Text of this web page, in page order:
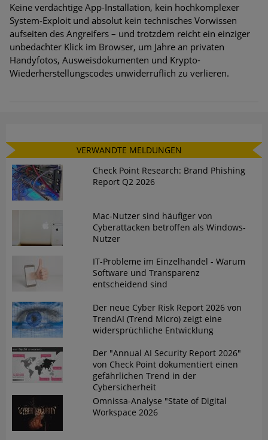
Keine verdächtige App-Installation, kein hochkomplexer
System-Exploit und absolut kein technisches Vorwissen
aufseiten des Angreifers – und trotzdem reicht ein einziger
unbedachter Klick im Browser, um Jahre an privaten
Handyfotos, Ausweisdokumenten und Krypto-
Wiederherstellungscodes unwiderruflich zu verlieren.
VERWANDTE MELDUNGEN
Check Point Research: Brand Phishing
Report Q2 2026
Mac-Nutzer sind häufiger von
Cyberattacken betroffen als Windows-
Nutzer
IT-Probleme im Einzelhandel - Warum
Software und Transparenz
entscheidend sind
Der neue Cyber Risk Report 2026 von
TrendAI (Trend Micro) zeigt eine
widersprüchliche Entwicklung
Der "Annual AI Security Report 2026"
von Check Point dokumentiert einen
gefährlichen Trend in der
Cybersicherheit
Omnissa-Analyse "State of Digital
Workspace 2026